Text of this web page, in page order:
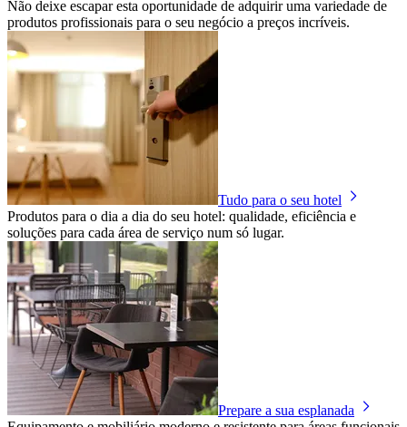
Não deixe escapar esta oportunidade de adquirir uma variedade de
produtos profissionais para o seu negócio a preços incríveis.
Tudo para o seu hotel
Produtos para o dia a dia do seu hotel: qualidade, eficiência e
soluções para cada área de serviço num só lugar.
Prepare a sua esplanada